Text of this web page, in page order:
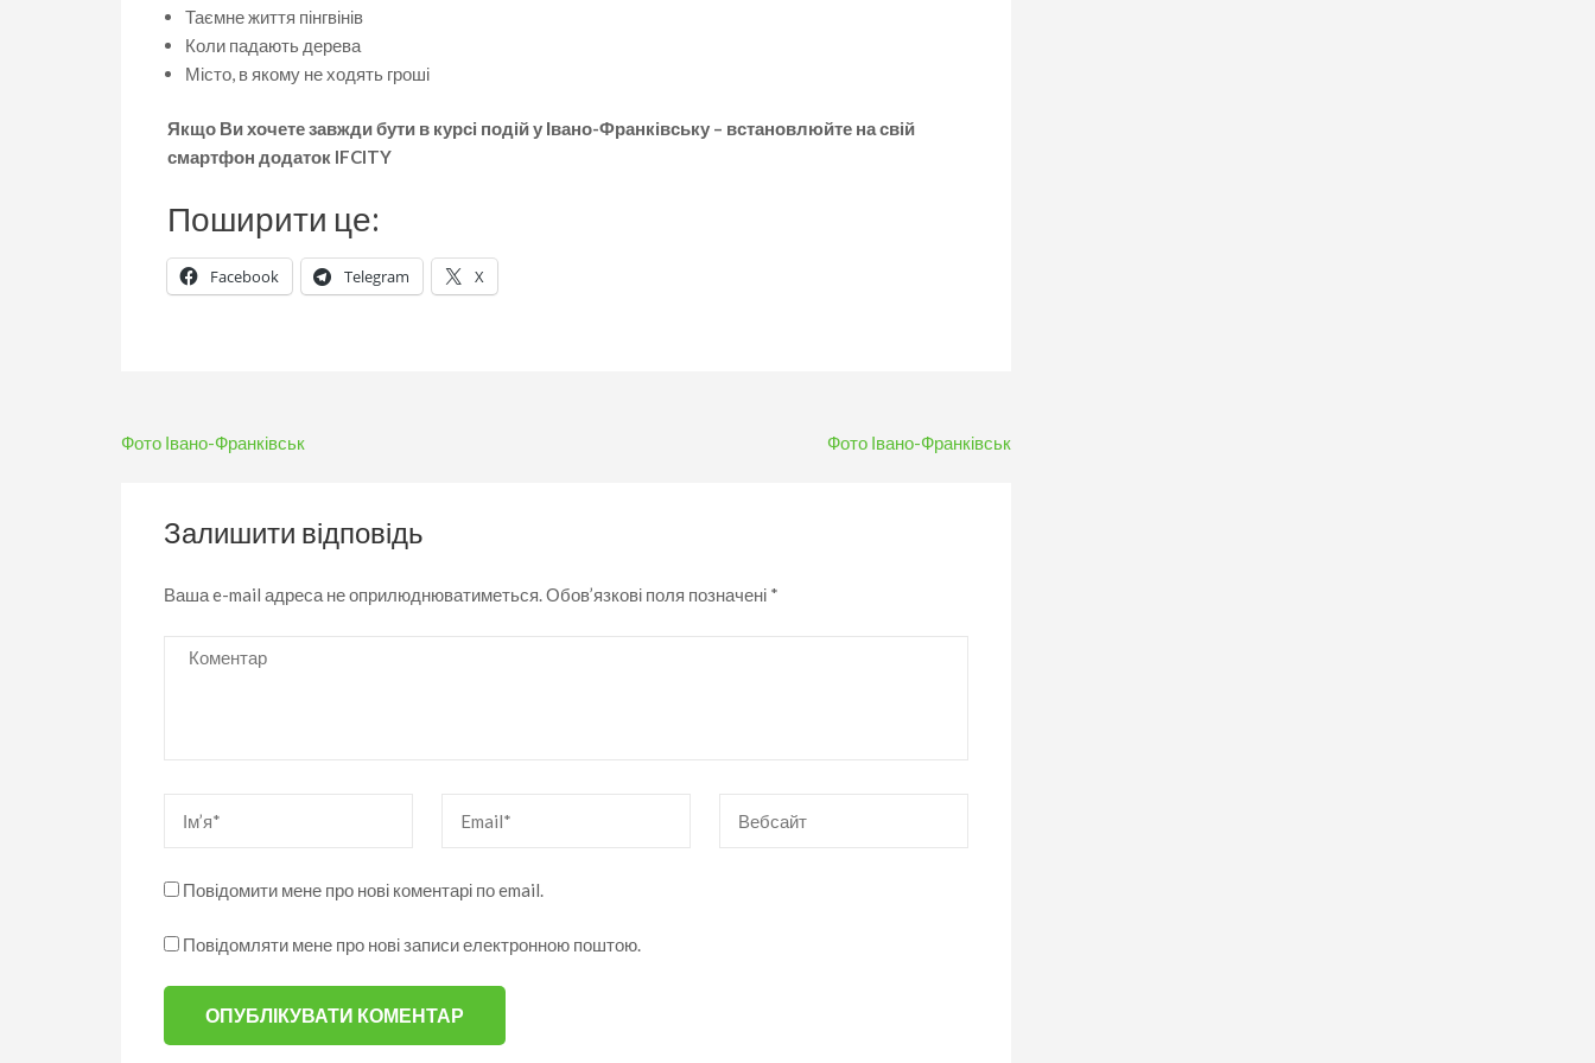
Таємне життя пінгвінів
Коли падають дерева
Місто, в якому не ходять гроші
Якщо Ви хочете завжди бути в курсі подій у Івано-Франківську – встановлюйте на свій
смартфон додаток IFCITY
Поширити це:
Facebook Telegram X
Навігація
Фото Івано-Франківськ Фото Івано-Франківськ
Залишити відповідь
Ваша e-mail адреса не оприлюднюватиметься.Обов’язкові поля позначені *
Коментар
Повідомити мене про нові коментарі по email.
Повідомляти мене про нові записи електронною поштою.